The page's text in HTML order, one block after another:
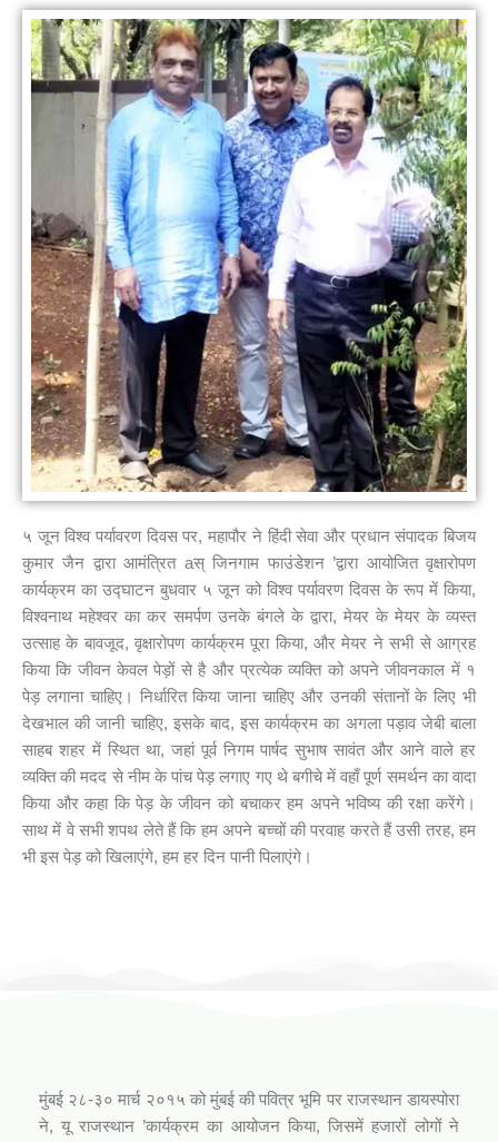
५ जून विश्व पर्यावरण दिवस पर, महापौर ने हिंदी सेवा और प्रधान संपादक बिजय
कुमार जैन द्वारा आमंत्रित aस् जिनगाम फाउंडेशन ’द्वारा आयोजित वृक्षारोपण
कार्यक्रम का उद्घाटन बुधवार ५ जून को विश्व पर्यावरण दिवस के रूप में किया,
विश्वनाथ महेश्वर का कर समर्पण उनके बंगले के द्वारा, मेयर के मेयर के व्यस्त
उत्साह के बावजूद, वृक्षारोपण कार्यक्रम पूरा किया, और मेयर ने सभी से आग्रह
किया कि जीवन केवल पेड़ों से है और प्रत्येक व्यक्ति को अपने जीवनकाल में १
पेड़ लगाना चाहिए। निर्धारित किया जाना चाहिए और उनकी संतानों के लिए भी
देखभाल की जानी चाहिए, इसके बाद, इस कार्यक्रम का अगला पड़ाव जेबी बाला
साहब शहर में स्थित था, जहां पूर्व निगम पार्षद सुभाष सावंत और आने वाले हर
व्यक्ति की मदद से नीम के पांच पेड़ लगाए गए थे बगीचे में वहाँ पूर्ण समर्थन का वादा
किया और कहा कि पेड़ के जीवन को बचाकर हम अपने भविष्य की रक्षा करेंगे।
साथ में वे सभी शपथ लेते हैं कि हम अपने बच्चों की परवाह करते हैं उसी तरह, हम
भी इस पेड़ को खिलाएंगे, हम हर दिन पानी पिलाएंगे।
मुंबई २८-३० मार्च २०१५ को मुंबई की पवित्र भूमि पर राजस्थान डायस्पोरा
ने, यू राजस्थान ’कार्यक्रम का आयोजन किया, जिसमें हजारों लोगों ने